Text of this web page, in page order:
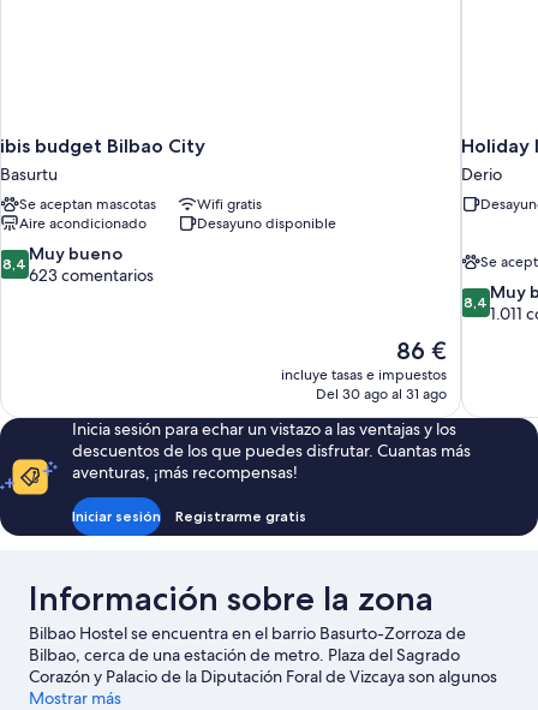
ibis budget Bilbao City
Basurtu
Se aceptan mascotas
Wifi gratis
Aire acondicionado
Desayuno disponible
8.4
sobre
8,4 Muy bueno
623 comentarios
El
precio
actual
de
86 €
86 €
incluye tasas e impuestos
Del 30 ago al 31 ago
Holiday
Derio
Se
8.4
sobre
1.011
8,4 Muy
1.011
Inicia sesión para echar un vistazo a las ventajas y los
descuentos de los que puedes disfrutar. Cuantas más
aventuras, ¡más recompensas!
Iniciar sesión Registrarme gratis
Información sobre la zona
Bilbao Hostel se encuentra en el barrio Basurto-Zorroza de
Bilbao, cerca de una estación de metro. Plaza del Sagrado
Corazón y Palacio de la Diputación Foral de Vizcaya son algunos
de los lugares emblemáticos de la región, donde también
Mostrar más